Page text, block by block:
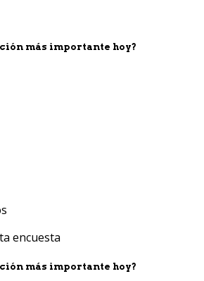
más importante hoy?
encuesta
más importante hoy?